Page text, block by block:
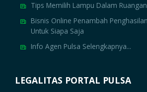
Tips Memilih Lampu Dalam
Bisnis Online Penambah
Untuk Siapa Saja
Info Agen Pulsa Selengkapnya...
LEGALITAS PORTAL PULSA